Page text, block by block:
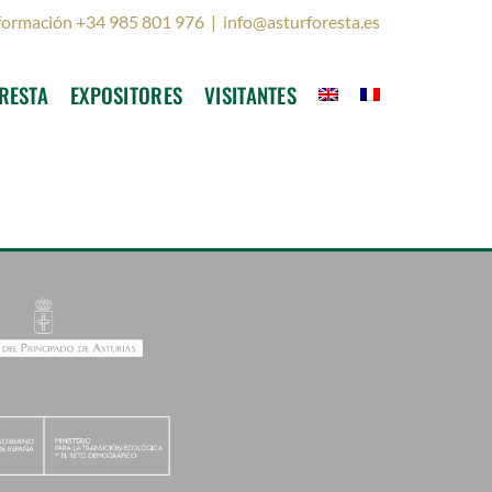
+34 985 801 976 | info@asturforesta.es
EXPOSITORES VISITANTES